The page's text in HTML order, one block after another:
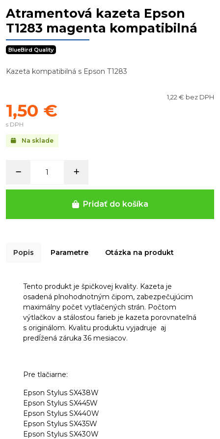
Atramentová kazeta Epson
T1283 magenta kompatibilná
BlueBird Quality
Kazeta kompatibilná s Epson T1283
Na sklade
1,22 € bez DPH
1,50 €
s DPH
Pridať do košíka
Popis Parametre Otázka na produkt
Tento produkt je špičkovej kvality. Kazeta je
osadená plnohodnotným čipom, zabezpečujúcim
maximálny počet vytlačených strán. Počtom
výtlačkov a stálosťou farieb je kazeta porovnateľná
s originálom. Kvalitu produktu vyjadruje aj
predĺžená záruka 36 mesiacov.
Pre tlačiarne:
Epson Stylus SX438W
Epson Stylus SX445W
Epson Stylus SX440W
Epson Stylus SX435W
Epson Stylus SX430W